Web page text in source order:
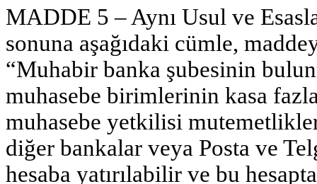
MADDE 5 – Aynı Usul ve
sonuna aşağıdaki cümle,
“Muhabir banka şubesinin
muhasebe birimlerinin kasa
muhasebe yetkilisi
diğer bankalar veya Posta ve
hesaba yatırılabilir ve bu